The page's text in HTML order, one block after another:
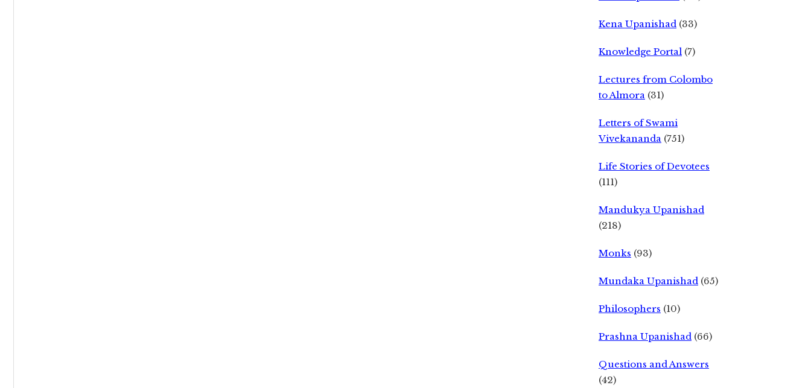
Kena Upanishad (33)
Knowledge Portal (7)
Lectures from Colombo
to Almora (31)
Letters of Swami
Vivekananda (751)
Life Stories of Devotees
(111)
Mandukya Upanishad
(218)
Monks (93)
Mundaka Upanishad (65)
Philosophers (10)
Prashna Upanishad (66)
Questions and Answers
(42)